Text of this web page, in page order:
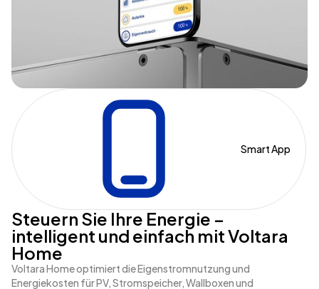
Smart App
Steuern Sie Ihre Energie –
intelligent und einfach mit Voltara
Home
Voltara Home optimiert die Eigenstromnutzung und
Energiekosten für PV, Stromspeicher, Wallboxen und